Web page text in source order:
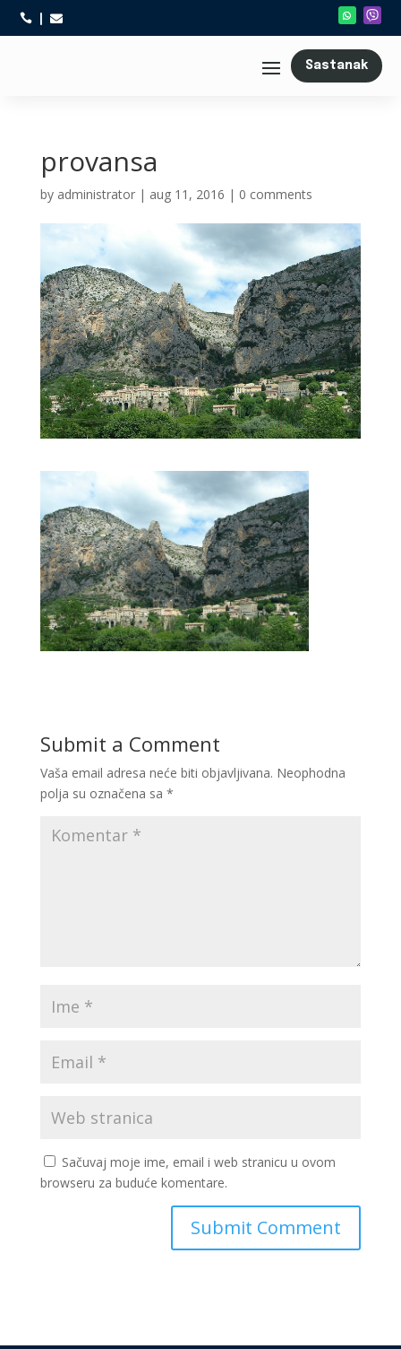
 
Sastanak
provansa
by administrator| aug 11, 2016 | 0 comments
Submit a Comment
Vaša email adresa neće biti objavljivana. Neophodna
polja su označena sa *
Sačuvaj moje ime, email i web stranicu u ovom
browseru za buduće komentare.